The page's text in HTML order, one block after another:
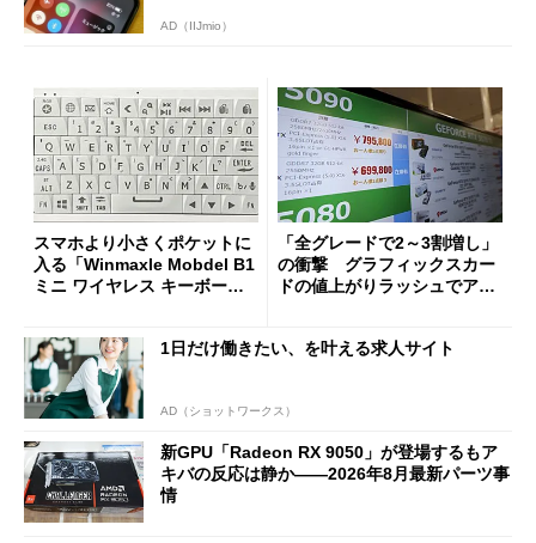
AD（IIJmio）
スマホより小さくポケットに
入る「Winmaxle Mobdel B1
ミニ ワイヤレス キーボー
「全グレードで2～3割増し」
の衝撃 グラフィックスカー
ドの値上がりラッシュでアキ
1日だけ働きたい、を叶える求人サイト
AD（ショットワークス）
新GPU「Radeon RX 9050」が登場するもア
キバの反応は静か――2026年8月最新パーツ事
情